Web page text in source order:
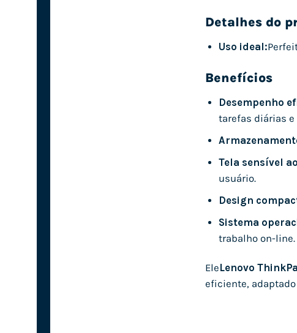
Detalhes do
Uso ideal:
Benefícios
Desempenho
tarefas diárias
Tela sensível
usuário.
Design
Sistema
trabalho on-line.
EleLenovo
eficiente,